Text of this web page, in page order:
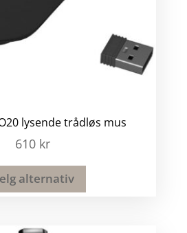
lysende trådløs mus
610 kr
alternativ